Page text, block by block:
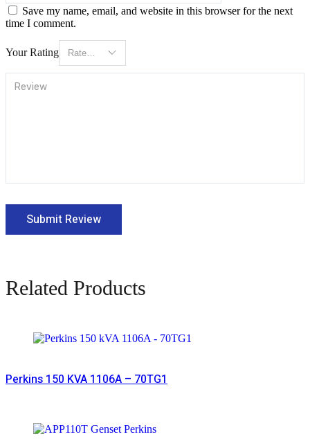
Save my name, email, and website in this browser for the next
time I comment.
Your Rating
Related Products
Read More
Perkins 150 KVA 1106A – 70TG1